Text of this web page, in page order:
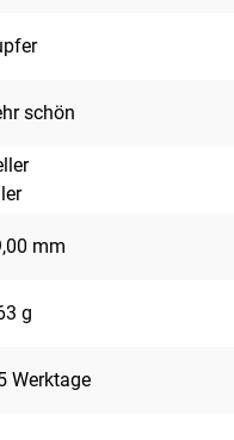
schön
mm
g
Werktage